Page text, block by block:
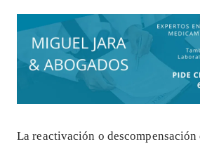
La reactivación o